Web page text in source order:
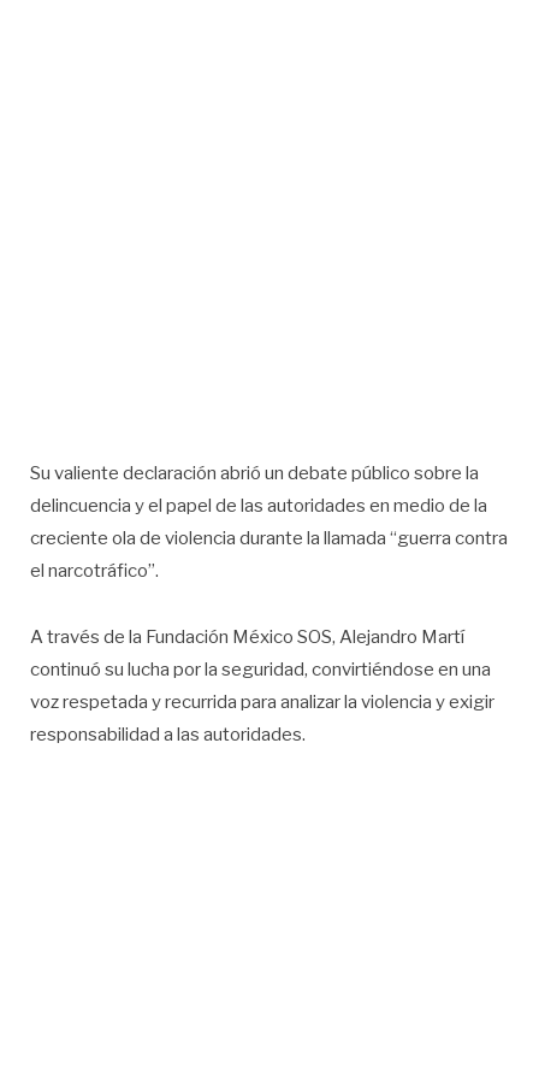
Su valiente declaración abrió un debate público sobre la
delincuencia y el papel de las autoridades en medio de la
creciente ola de violencia durante la llamada “guerra contra
el narcotráfico”.
A través de la Fundación México SOS, Alejandro Martí
continuó su lucha por la seguridad, convirtiéndose en una
voz respetada y recurrida para analizar la violencia y exigir
responsabilidad a las autoridades.